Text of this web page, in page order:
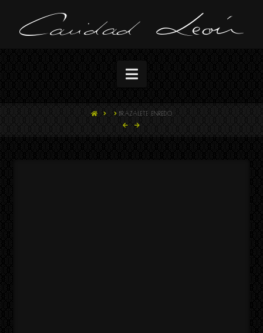
Navigation
HOME BRAZALETE ENREDO